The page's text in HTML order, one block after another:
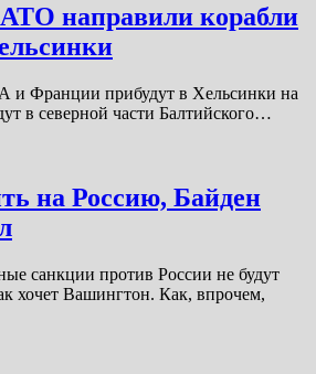
направили корабли
Франции прибудут в Хельсинки на
в северной части Балтийского…
на Россию, Байден
санкции против России не будут
хочет Вашингтон. Как, впрочем,